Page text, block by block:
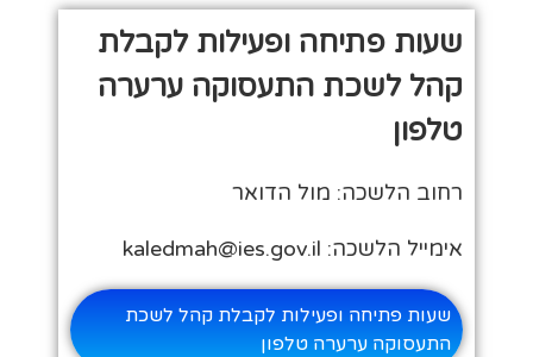
שעות פתיחה ופעילות לקבלת
קהל לשכת התעסוקה ערערה
טלפון
רחוב הלשכה: מול הדואר
אימייל הלשכה: kaledmah@ies.gov.il
שעות פתיחה ופעילות לקבלת קהל לשכת
התעסוקה ערערה טלפון